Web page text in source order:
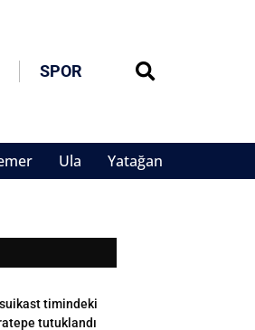
SPOR
Ula Yatağan
suikast timindeki
tutuklandı